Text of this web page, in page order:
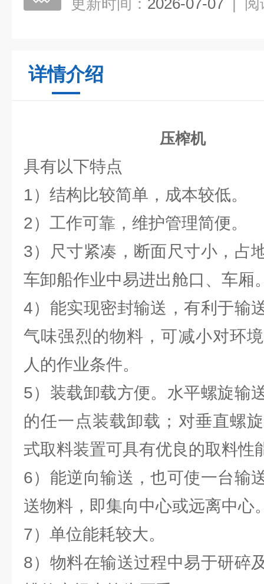
更新时间： 2026-07-07 | 阅
详情介绍
压榨机
具有以下特点
1）结构比较简单，成本较低。
2）工作可靠，维护管理简便。
3）尺寸紧凑，断面尺寸小，占
车卸船作业中易进出舱口、车厢
4）能实现密封输送，有利于输
气味强烈的物料，可减小对环
人的作业条件。
5）装载卸载方便。水平螺旋输
的任一点装载卸载；对垂直螺
式取料装置可具有优良的取料性
6）能逆向输送，也可使一台输
送物料，即集向中心或远离中心
7）单位能耗较大。
8）物料在输送过程中易于研碎